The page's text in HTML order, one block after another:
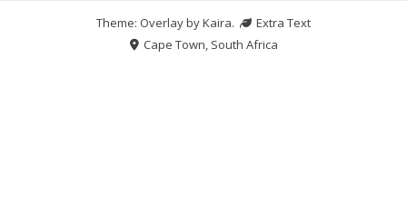
Theme: Overlay byKaira.
Extra Text
Cape Town, South Africa